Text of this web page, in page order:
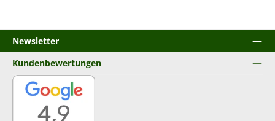
Newsletter
Kundenbewertungen